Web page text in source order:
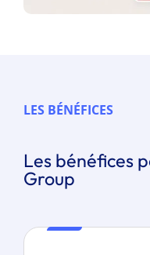
LES BÉNÉFICES
Les bénéfices
Group